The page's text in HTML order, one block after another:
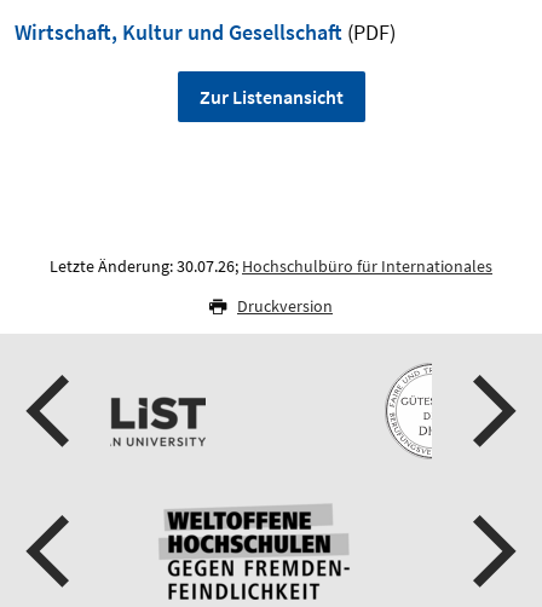
Wirtschaft, Kultur und Gesellschaft (PDF)
Zur Listenansicht
Letzte Änderung: 30.07.26; Hochschulbüro für Internationales
Druckversion